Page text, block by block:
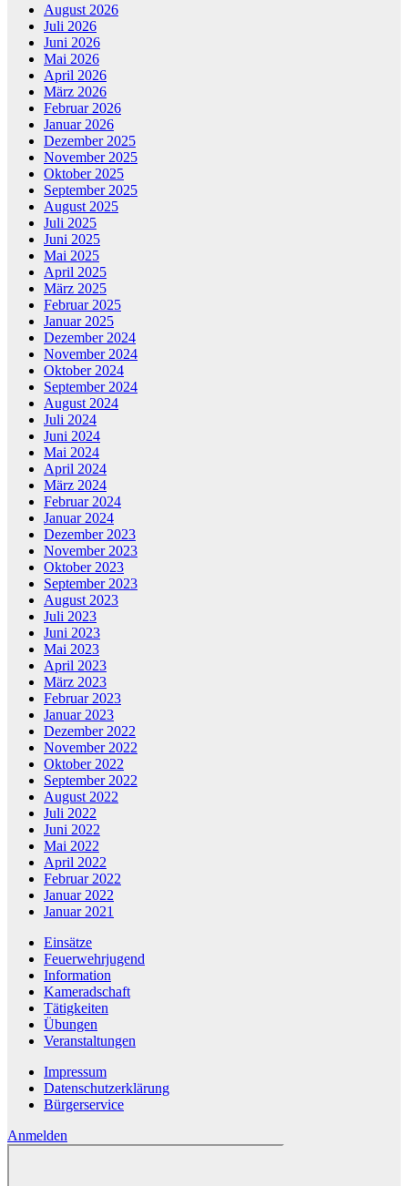
August 2026
Juli 2026
Juni 2026
Mai 2026
April 2026
März 2026
Februar 2026
Januar 2026
Dezember 2025
November 2025
Oktober 2025
September 2025
August 2025
Juli 2025
Juni 2025
Mai 2025
April 2025
März 2025
Februar 2025
Januar 2025
Dezember 2024
November 2024
Oktober 2024
September 2024
August 2024
Juli 2024
Juni 2024
Mai 2024
April 2024
März 2024
Februar 2024
Januar 2024
Dezember 2023
November 2023
Oktober 2023
September 2023
August 2023
Juli 2023
Juni 2023
Mai 2023
April 2023
März 2023
Februar 2023
Januar 2023
Dezember 2022
November 2022
Oktober 2022
September 2022
August 2022
Juli 2022
Juni 2022
Mai 2022
April 2022
Februar 2022
Januar 2022
Januar 2021
Einsätze
Feuerwehrjugend
Information
Kameradschaft
Tätigkeiten
Übungen
Veranstaltungen
Impressum
Datenschutzerklärung
Bürgerservice
Anmelden